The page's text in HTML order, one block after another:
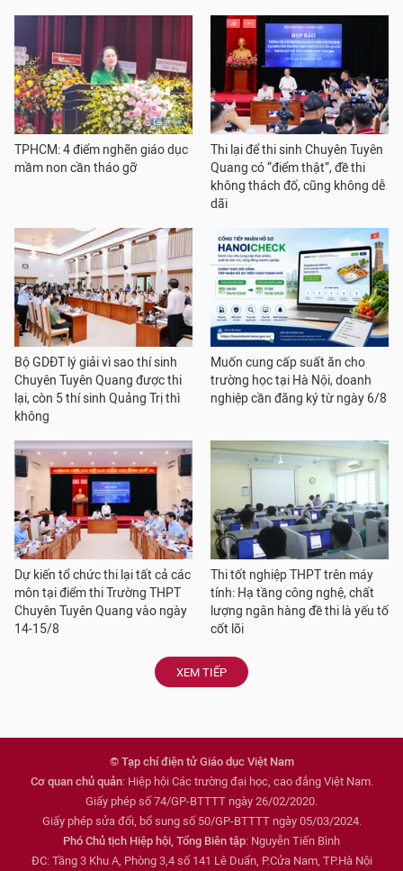
TPHCM: 4 điểm nghẽn giáo dục
mầm non cần tháo gỡ
Thi lại để thi sinh Chuyên Tuyên
Quang có “điểm thật”, đề thi
không thách đố, cũng không dễ
dãi
Bộ GDĐT lý giải vì sao thí sinh
Chuyên Tuyên Quang được thi
lại, còn 5 thí sinh Quảng Trị thì
không
Muốn cung cấp suất ăn cho
trường học tại Hà Nội, doanh
nghiệp cần đăng ký từ ngày 6/8
Dự kiến tổ chức thi lại tất cả các
môn tại điểm thi Trường THPT
Chuyên Tuyên Quang vào ngày
14-15/8
Thi tốt nghiệp THPT trên máy
tính: Hạ tầng công nghệ, chất
lượng ngân hàng đề thi là yếu tố
cốt lõi
XEM TIẾP
© Tạp chí điện tử Giáo dục Việt Nam
Cơ quan chủ quản: Hiệp hội Các trường đại học, cao đẳng Việt Nam.
Giấy phép số 74/GP-BTTTT ngày 26/02/2020.
Giấy phép sửa đổi, bổ sung số 50/GP-BTTTT ngày 05/03/2024.
Phó Chủ tịch Hiệp hội, Tổng Biên tập: Nguyễn Tiến Bình
ĐC: Tầng 3 Khu A, Phòng 3,4 số 141 Lê Duẩn, P.Cửa Nam, TP.Hà Nội